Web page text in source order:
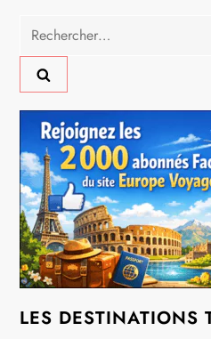
i
o
n
d
e
l
’
Rechercher :
LES DESTINATIONS